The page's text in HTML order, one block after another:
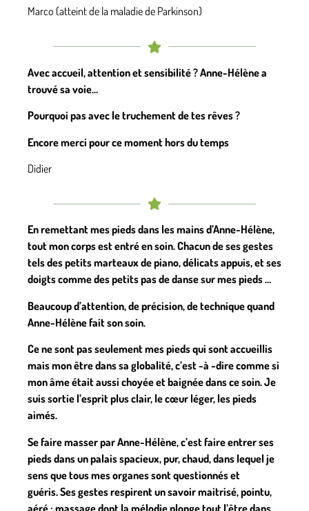
Marco (atteint de la maladie de Parkinson)
Avec accueil, attention et sensibilité ? Anne-Hélène a
trouvé sa voie…
Pourquoi pas avec le truchement de tes rêves ?
Encore merci pour ce moment hors du temps
Didier
En remettant mes pieds dans les mains d’Anne-Hélène,
tout mon corps est entré en soin. Chacun de ses gestes
tels des petits marteaux de piano, délicats appuis, et ses
doigts comme des petits pas de danse sur mes pieds …
Beaucoup d’attention, de précision, de technique quand
Anne-Hélène fait son soin.
Ce ne sont pas seulement mes pieds qui sont accueillis
mais mon être dans sa globalité, c’est -à -dire comme si
mon âme était aussi choyée et baignée dans ce soin. Je
suis sortie l’esprit plus clair, le cœur léger, les pieds
aimés.
Se faire masser par Anne-Hélène, c’est faire entrer ses
pieds dans un palais spacieux, pur, chaud, dans lequel je
sens que tous mes organes sont questionnés et
guéris. Ses gestes respirent un savoir maitrisé, pointu,
aéré ; massage dont la mélodie plonge tout l’être dans